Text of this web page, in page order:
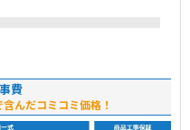
費
んだコミコミ価格！